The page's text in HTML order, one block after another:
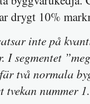
drygt 10%
inte på
I segmentet
två normala
tvekan nummer